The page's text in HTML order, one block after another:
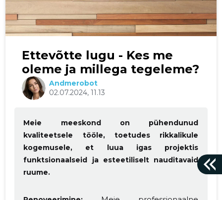
Ettevõtte lugu - Kes me
oleme ja millega tegeleme?
Andmerobot
02.07.2024, 11.13
Meie meeskond on pühendunud
kvaliteetsele tööle, toetudes rikkalikule
kogemusele, et luua igas projektis
funktsionaalseid ja esteetiliselt nauditavaid
ruume.